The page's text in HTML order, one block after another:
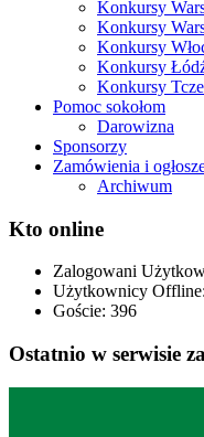
Konkursy
Konkursy
Konkursy
Konkursy
Konkursy
Pomoc sokołom
Darowizna
Sponsorzy
Zamówienia i
Archiwum
Kto online
Zalogowani
Użytkownicy
Goście: 396
Ostatnio w serwisie